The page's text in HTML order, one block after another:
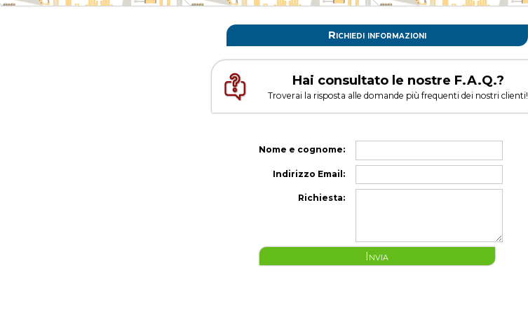
Richiedi informazioni
Hai consultato le nostre F.A.Q.?
Troverai la risposta alle domande più frequenti dei nostri clienti!
Nome e cognome:
Indirizzo Email:
Richiesta:
Invia